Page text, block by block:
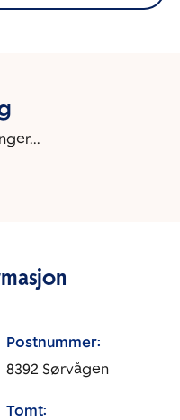
Postnummer:
8392 Sørvågen
Tomt: